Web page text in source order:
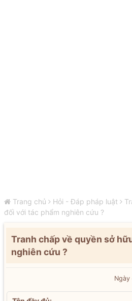
Trang chủ Hỏi - Đáp pháp luật
đối với tác phẩm nghiên cứu ?
Tranh chấp về quyền sở
nghiên cứu ?